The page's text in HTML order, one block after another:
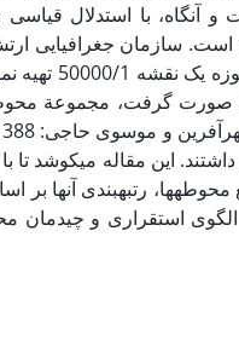
آن­گاه، با استدلال
سازمان جغرافیایی
صورت گرفت، مجموعة
این مقاله می­کوشد تا
استقراری و چیدمان